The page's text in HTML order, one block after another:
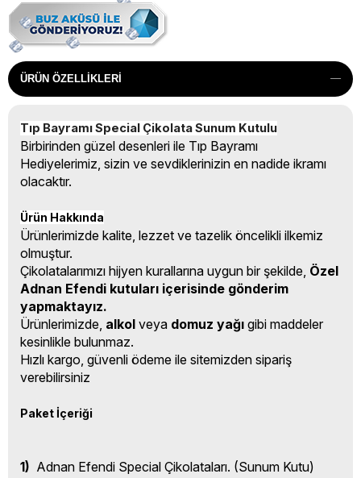
ÜRÜN ÖZELLIKLERI
Tıp Bayramı Special Çikolata Sunum Kutulu
Birbirinden güzel desenleri ile Tıp Bayramı
Hediyelerimiz, sizin ve sevdiklerinizin en nadide ikramı
olacaktır.
Ürün Hakkında
Ürünlerimizde kalite, lezzet ve tazelik öncelikli ilkemiz
olmuştur.
Çikolatalarımızı hijyen kurallarına uygun bir şekilde, Özel
Adnan Efendi kutuları içerisinde gönderim
yapmaktayız.
Ürünlerimizde, alkol veya domuz yağı gibi maddeler
kesinlikle bulunmaz.
Hızlı kargo, güvenli ödeme ile sitemizden sipariş
verebilirsiniz
Paket İçeriği
1) Adnan Efendi Special Çikolataları. (Sunum Kutu)